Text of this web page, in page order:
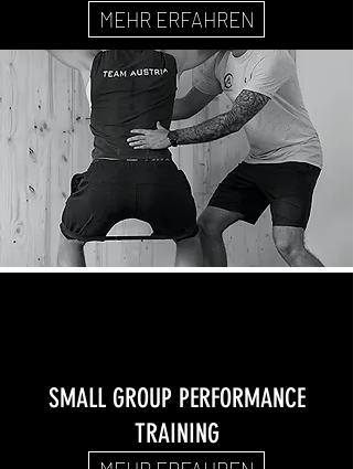
MEHR ERFAHREN
SMALL GROUP PERFORMANCE
TRAINING